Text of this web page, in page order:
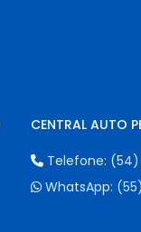
CENTRAL AUTO
Telefone: (54)
WhatsApp: